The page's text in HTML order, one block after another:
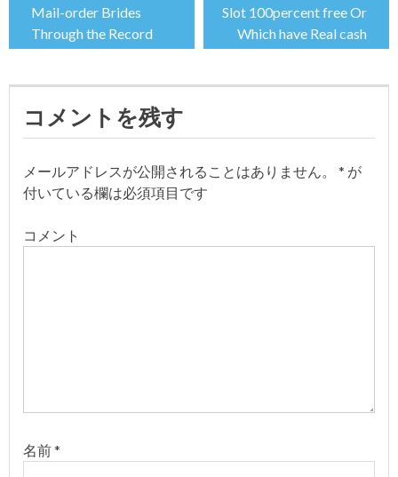
投
稿
ナ
ビ
ゲ
シ
Mail-order Brides
Through the Record
Slot 100percent free Or
Which have Real cash
コメントを残す
メールアドレスが公開されることはありません。 * が
付いている欄は必須項目です
コメント
名前*